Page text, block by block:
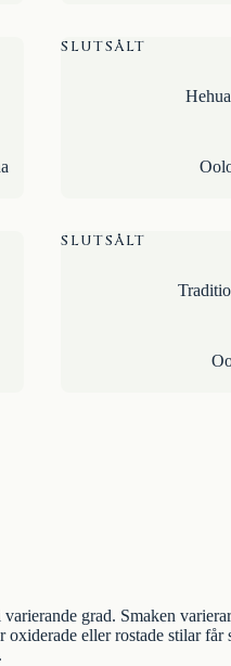
SLUTSÅLT
SLUTSÅLT
grad. Smaken
eller rostade stilar får